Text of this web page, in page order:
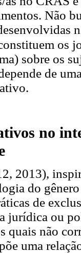
Não
os
sobre os
de
no
2013),
do
de
jurídica ou
quais não
uma